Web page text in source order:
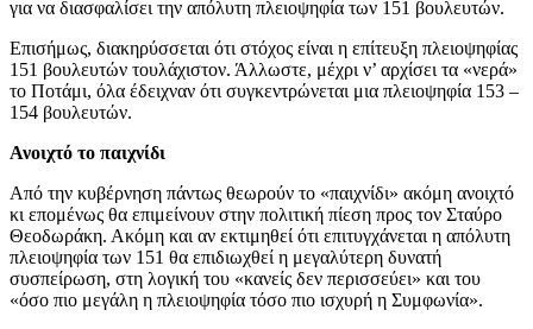
για να διασφαλίσει την απόλυτη πλειοψηφία των 151 βουλευτών.
Επισήμως, διακηρύσσεται ότι στόχος είναι η επίτευξη πλειοψηφίας
151 βουλευτών τουλάχιστον. Άλλωστε, μέχρι ν’ αρχίσει τα «νερά»
το Ποτάμι, όλα έδειχναν ότι συγκεντρώνεται μια πλειοψηφία 153 –
154 βουλευτών.
Ανοιχτό το παιχνίδι
Από την κυβέρνηση πάντως θεωρούν το «παιχνίδι» ακόμη ανοιχτό
κι επομένως θα επιμείνουν στην πολιτική πίεση προς τον Σταύρο
Θεοδωράκη. Ακόμη και αν εκτιμηθεί ότι επιτυγχάνεται η απόλυτη
πλειοψηφία των 151 θα επιδιωχθεί η μεγαλύτερη δυνατή
συσπείρωση, στη λογική του «κανείς δεν περισσεύει» και του
«όσο πιο μεγάλη η πλειοψηφία τόσο πιο ισχυρή η Συμφωνία».